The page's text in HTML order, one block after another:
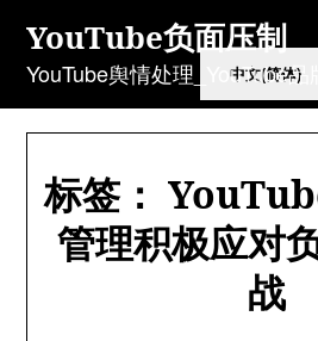
content
YouTube负面压制
YouTube舆情处理_YouTube品
标签：
管理积极应对
战